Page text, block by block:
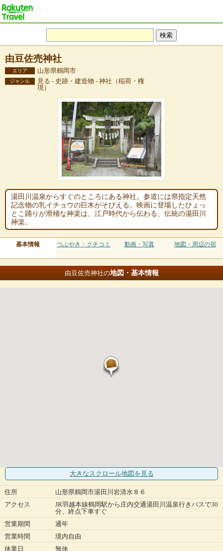
由豆佐売神社
エリア 山形県鶴岡市
ジャンル
見る - 史跡・建造物 - 神社（稲荷・権
現）
湯田川温泉からすぐのところにある神社。参道には県指定天然
記念物の乳イチョウの巨木がそびえる。映画に登場したひょっ
とこ踊りが滑稽な神楽は、江戸時代から伝わる、伝統の湯田川
神楽。
基本情報 つぶやき・クチコミ 動画・写真 地図・周辺の宿
由豆佐売神社の地図・基本情報
大きなスクロール地図 を見る
住所
山形県鶴岡市湯田川岩清水８６
アクセス
JR羽越本線鶴岡駅から庄内交通湯田川温泉行きバスで30
分、終点下車すぐ
営業期間
通年
営業時間
境内自由
休業日
無休